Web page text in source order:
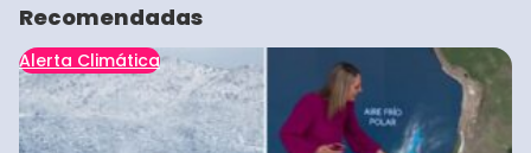
Recomendadas
Alerta Climática